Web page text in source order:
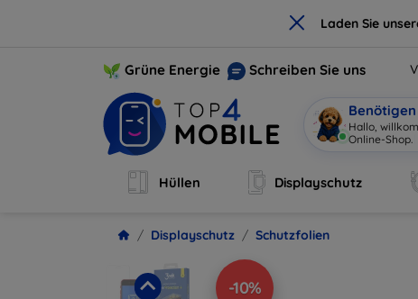
× Laden Sie
Grüne Energie Schreiben Sie uns
Hallo,
Online-Shop.
Hüllen Displayschutz
Displayschutz Schutzfolien
-10%